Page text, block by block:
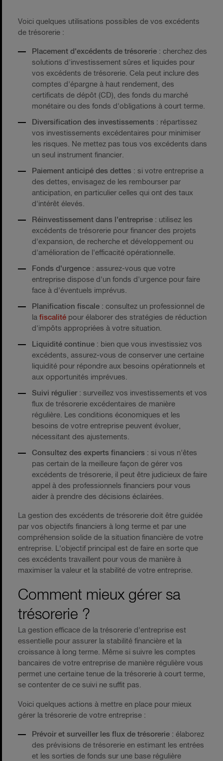
Voici quelques utilisations possibles de vos excédents
de trésorerie :
Placement d'excédents de trésorerie : cherchez des
solutions d'investissement sûres et liquides pour
vos excédents de trésorerie. Cela peut inclure des
comptes d'épargne à haut rendement, des
certificats de dépôt (CD), des fonds du marché
monétaire ou des fonds d'obligations à court terme.
Diversification des investissements : répartissez
vos investissements excédentaires pour minimiser
les risques. Ne mettez pas tous vos excédents dans
un seul instrument financier.
Paiement anticipé des dettes : si votre entreprise a
des dettes, envisagez de les rembourser par
anticipation, en particulier celles qui ont des taux
d'intérêt élevés.
Réinvestissement dans l'entreprise : utilisez les
excédents de trésorerie pour financer des projets
d'expansion, de recherche et développement ou
d'amélioration de l'efficacité opérationnelle.
Fonds d'urgence : assurez-vous que votre
entreprise dispose d'un fonds d'urgence pour faire
face à d'éventuels imprévus.
Planification fiscale : consultez un professionnel de
la fiscalité pour élaborer des stratégies de réduction
d'impôts appropriées à votre situation.
Liquidité continue : bien que vous investissiez vos
excédents, assurez-vous de conserver une certaine
liquidité pour répondre aux besoins opérationnels et
aux opportunités imprévues.
Suivi régulier: surveillez vos investissements et vos
flux de trésorerie excédentaires de manière
régulière. Les conditions économiques et les
besoins de votre entreprise peuvent évoluer,
nécessitant des ajustements.
Consultez des experts financiers : si vous n'êtes
pas certain de la meilleure façon de gérer vos
excédents de trésorerie, il peut être judicieux de faire
appel à des professionnels financiers pour vous
aider à prendre des décisions éclairées.
La gestion des excédents de trésorerie doit être guidée
par vos objectifs financiers à long terme et par une
compréhension solide de la situation financière de votre
entreprise. L'objectif principal est de faire en sorte que
ces excédents travaillent pour vous de manière à
maximiser la valeur et la stabilité de votre entreprise.
Comment mieux gérer sa
trésorerie ?
La gestion efficace de la trésorerie d'entreprise est
essentielle pour assurer la stabilité financière et la
croissance à long terme. Même si suivre les comptes
bancaires de votre entreprise de manière régulière vous
permet une certaine tenue de la trésorerie à court terme,
se contenter de ce suivi ne suffit pas.
Voici quelques actions à mettre en place pour mieux
gérer la trésorerie de votre entreprise :
Prévoir et surveiller les flux de trésorerie : élaborez
des prévisions de trésorerie en estimant les entrées
et les sorties de fonds sur une base régulière